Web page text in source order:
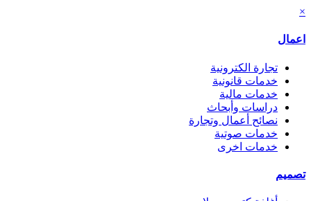
×
اعمال
تجارة الكترونية
خدمات قانونية
خدمات مالية
دراسات وأبحاث
نصائح أعمال وتجارة
خدمات صوتية
خدمات اخرى
تصميم